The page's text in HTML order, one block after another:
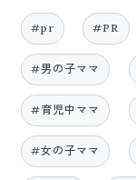
#pr #PR
#男の子ママ
#育児中ママ
#女の子ママ